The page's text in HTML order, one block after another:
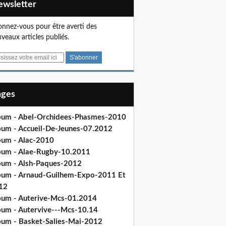
vous pour être averti des
articles publiés.
- Abel-Orchidees-Phasmes-2010
- Accueil-De-Jeunes-07.2012
- Alac-2010
- Alae-Rugby-10.2011
- Alsh-Paques-2012
- Arnaud-Guilhem-Expo-2011 Et
- Auterive-Mcs-01.2014
- Autervive---Mcs-10.14
- Basket-Salies-Mai-2012